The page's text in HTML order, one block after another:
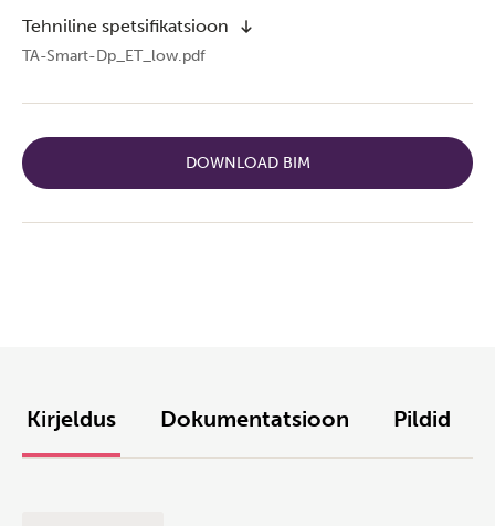
Tehniline spetsifikatsioon
TA-Smart-Dp_ET_low.pdf
DOWNLOAD BIM
Kirjeldus Dokumentatsioon Pildid